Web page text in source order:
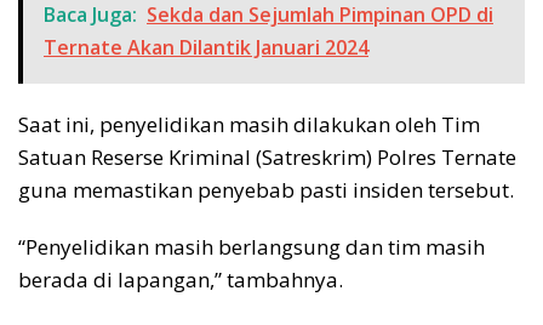
Baca Juga: Sekda dan Sejumlah Pimpinan OPD di
Ternate Akan Dilantik Januari 2024
Saat ini, penyelidikan masih dilakukan oleh Tim
Satuan Reserse Kriminal (Satreskrim) Polres Ternate
guna memastikan penyebab pasti insiden tersebut.
“Penyelidikan masih berlangsung dan tim masih
berada di lapangan,” tambahnya.